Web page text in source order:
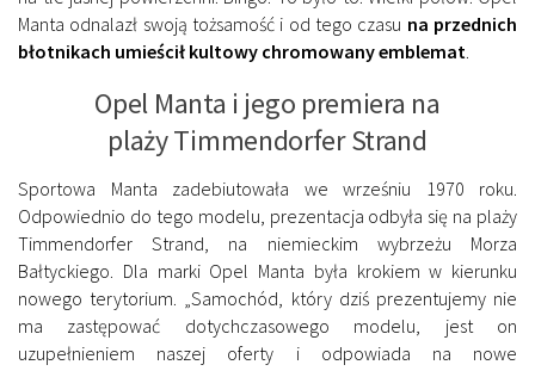
Manta odnalazł swoją tożsamość i od tego czasu na przednich
błotnikach umieścił kultowy chromowany emblemat.
Opel Manta i jego premiera na
plaży Timmendorfer Strand
Sportowa Manta zadebiutowała we wrześniu 1970 roku.
Odpowiednio do tego modelu, prezentacja odbyła się na plaży
Timmendorfer Strand, na niemieckim wybrzeżu Morza
Bałtyckiego. Dla marki Opel Manta była krokiem w kierunku
nowego terytorium. „Samochód, który dziś prezentujemy nie
ma zastępować dotychczasowego modelu, jest on
uzupełnieniem naszej oferty i odpowiada na nowe